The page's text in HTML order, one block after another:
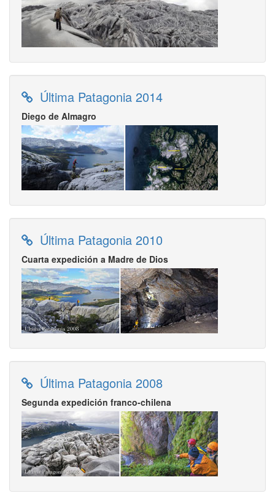
Última Patagonia 2014
Diego de Almagro
Última Patagonia 2010
Cuarta expedición a Madre de Dios
Última Patagonia 2008
Segunda expedición franco-chilena